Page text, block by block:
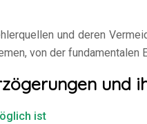
und deren
von der
und
ist